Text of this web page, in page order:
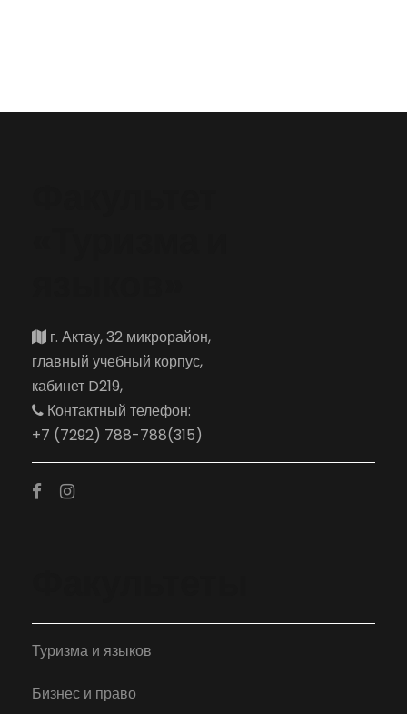
г. Актау, 32 микрорайон,
главный учебный корпус,
кабинет D219,
Контактный телефон:
+7 (7292) 788-788(315)
Туризма и языков
Бизнес и право